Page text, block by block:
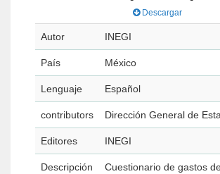
Descargar
Autor INEGI
País México
Lenguaje Español
contributors Dirección General de
Editores INEGI
Descripción Cuestionario de gastos